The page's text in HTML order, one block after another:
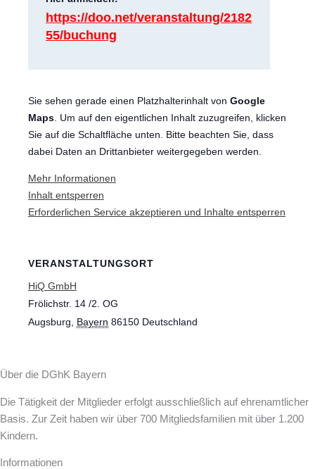
https://doo.net/veranstaltung/2182
55/buchung
VERANSTALTUNGSORT
HiQ GmbH
Frölichstr. 14 /2. OG
Augsburg
Bayern 86150 Deutschland
Sie sehen gerade einen Platzhalterinhalt von Google
Maps . Um auf den eigentlichen Inhalt zuzugreifen, klicken
Sie auf die Schaltfläche unten. Bitte beachten Sie, dass
dabei Daten an Drittanbieter weitergegeben werden.
Mehr Informationen
Inhalt entsperren
Erforderlichen Service akzeptieren und Inhalte entsperren
Über die DGhK Bayern
Die Tätigkeit der Mitglieder erfolgt ausschließlich auf ehrenamtlicher
Basis. Zur Zeit haben wir über 700 Mitgliedsfamilien mit über 1.200
Kindern.
Informationen